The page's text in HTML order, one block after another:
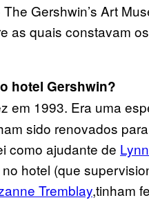
Gershwin’s Art
as quais constavam
hotel Gershwin?
em 1993. Era uma
sido renovados
como ajudante de
hotel (que
Tremblay,tinham